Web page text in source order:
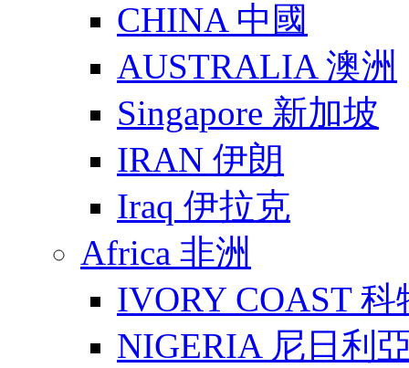
CHINA 中國
AUSTRALIA 澳洲
Singapore 新加坡
IRAN 伊朗
Iraq 伊拉克
Africa 非洲
IVORY COAST 科
NIGERIA 尼日利